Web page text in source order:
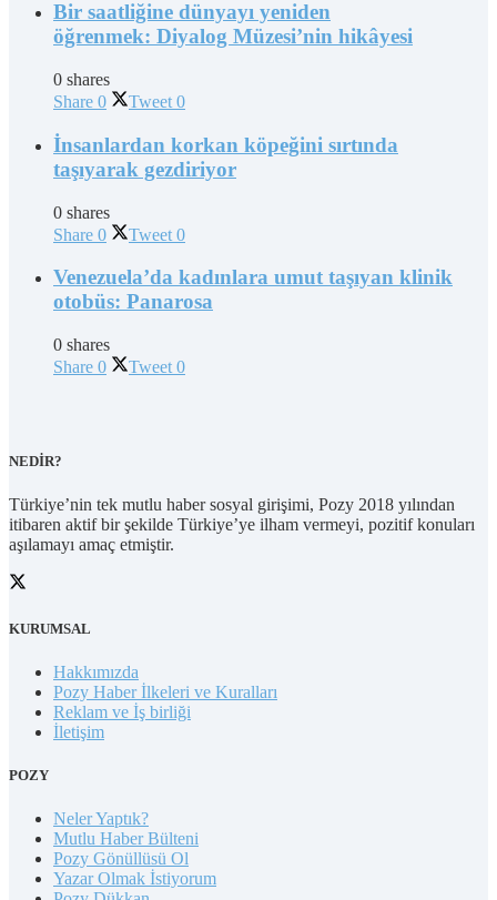
Bir saatliğine dünyayı yeniden
öğrenmek: Diyalog Müzesi’nin hikâyesi
0 shares
Share 0 Tweet 0
İnsanlardan korkan köpeğini sırtında
taşıyarak gezdiriyor
0 shares
Share 0 Tweet 0
Venezuela’da kadınlara umut taşıyan klinik
otobüs: Panarosa
0 shares
Share 0 Tweet 0
NEDİR?
Türkiye’nin tek mutlu haber sosyal girişimi, Pozy 2018 yılından
itibaren aktif bir şekilde Türkiye’ye ilham vermeyi, pozitif konuları
aşılamayı amaç etmiştir.
KURUMSAL
Hakkımızda
Pozy Haber İlkeleri ve Kuralları
Reklam ve İş birliği
İletişim
POZY
Neler Yaptık?
Mutlu Haber Bülteni
Pozy Gönüllüsü Ol
Yazar Olmak İstiyorum